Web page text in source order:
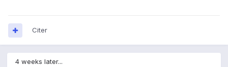
Citer
4 weeks later...